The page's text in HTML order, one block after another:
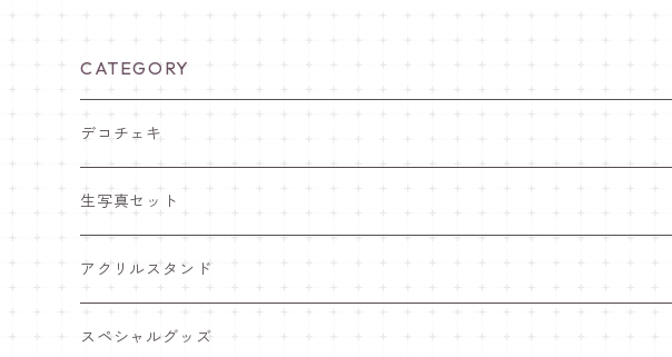
CATEGORY
デコチェキ
25夏 衣装
25.5 セーラー服
25.4 きゅ～くま
生写真セット
25夏 衣装
25.5 セーラー服
アクリルスタンド
25.5 セーラー服
スペシャルグッズ